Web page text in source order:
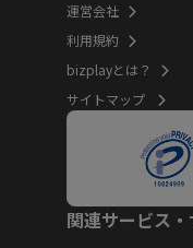
運営会社
利用規約
bizplayとは？
サイトマップ
関連サービス・